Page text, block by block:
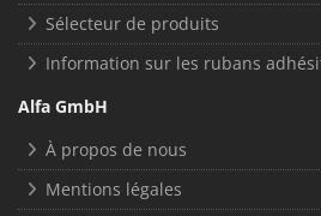
Sélecteur de produits
Information sur les rubans
Alfa GmbH
À propos de nous
Mentions légales